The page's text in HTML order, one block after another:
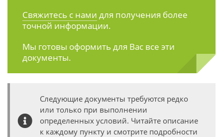
Свяжитесь с нами для получения более
точной информации.
Мы готовы оформить для Вас все эти
документы.
Следующие документы требуются редко
или только при выполнении
определенных условий. Читайте описание
к каждому пункту и смотрите подробности